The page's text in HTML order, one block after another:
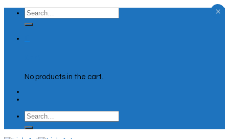
Skip
content
Search
for:
No products in the cart.
Search
for:
×